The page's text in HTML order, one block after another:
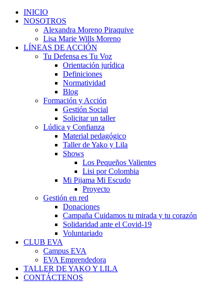
INICIO
NOSOTROS
Alexandra Moreno Piraquive
Lisa Marie Wills Moreno
LÍNEAS DE ACCIÓN
Tu Defensa es Tu Voz
Orientación jurídica
Definiciones
Normatividad
Blog
Formación y Acción
Gestión Social
Solicitar un taller
Lúdica y Confianza
Material pedagógico
Taller de Yako y Lila
Shows
Los Pequeños Valientes
Lisi por Colombia
Mi Pijama Mi Escudo
Proyecto
Gestión en red
Donaciones
Campaña Cuidamos tu mirada y tu corazón
Solidaridad ante el Covid-19
Voluntariado
CLUB EVA
Campus EVA
EVA Emprendedora
TALLER DE YAKO Y LILA
CONTÁCTENOS